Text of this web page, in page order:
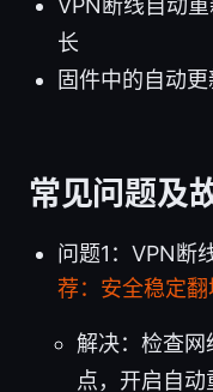
VPN断线自动
长
固件中的自动
常见问题及
问题1：VPN断
荐：安全稳定
解决：检查网
点，开启自